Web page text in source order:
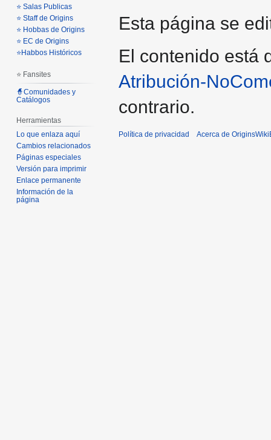
⭐ Salas Publicas
⭐ Staff de Origins
⭐ Hobbas de Origins
⭐ EC de Origins
⭐Habbos Históricos
⭐ Fansites
🧙Comunidades y
Catálogos
Herramientas
Lo que enlaza aquí
Cambios relacionados
Páginas especiales
Versión para imprimir
Enlace permanente
Información de la
página
Esta página se
El contenido está
Atribución-
contrario.
Política de privacidad Acerca de